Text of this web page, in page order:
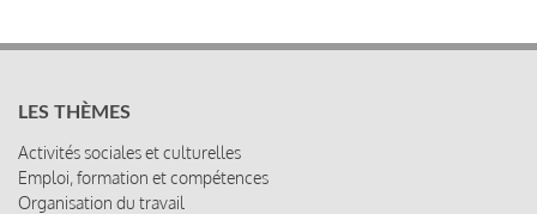
LES THÈMES
Activités sociales et culturelles
Emploi, formation et compétences
Organisation du travail